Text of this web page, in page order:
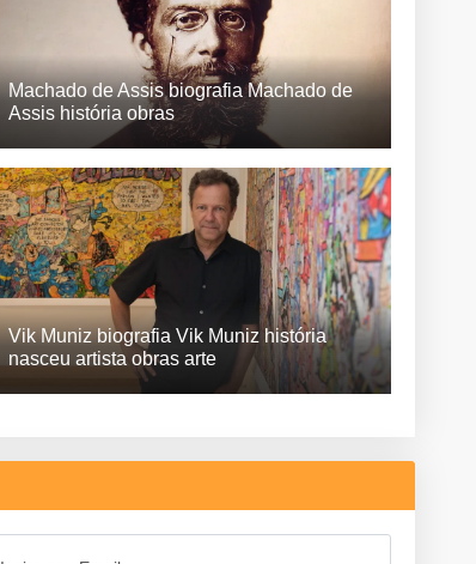
Machado de Assis biografia Machado de
Assis história obras
Vik Muniz biografia Vik Muniz história
nasceu artista obras arte